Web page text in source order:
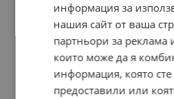
информация за
нашия сайт от ваша
партньори за реклама
които може да я
информация, която
предоставили или